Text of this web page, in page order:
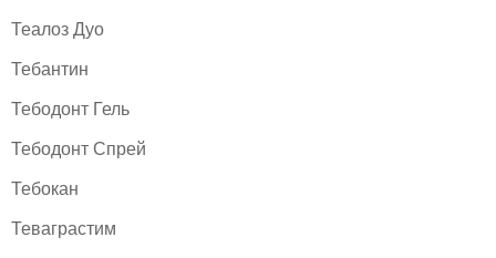
Теалоз Дуо
Тебантин
Тебодонт Гель
Тебодонт Спрей
Тебокан
Теваграстим